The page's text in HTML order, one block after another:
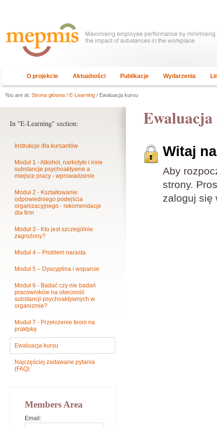
O projekcie Aktualności Publikacje Wydarzenia
You are at: Strona główna / E-Learning / Ewaluacja kursu
Witaj
Aby
strony.
zaloguj się
In "E-Learning" section:
Instrukcje dla kursantów
Moduł 1 - Alkohol, narkotyki i inne
substancje psychoaktywne a
miejsce pracy - wprowadzenie
Moduł 2 - Kształtowanie
odpowiedniego podejścia
organizacyjnego - rekomendacje
dla firm
Moduł 3 - Kto jest szczególnie
zagrożony?
Moduł 4 – Problem narasta
Moduł 5 – Dyscyplina i wsparcie
Moduł 6 - Badać czy nie badań
pracowników na obecność
substancji psychoaktywnych w
organizmie?
Moduł 7 - Przełożenie teorii na
praktykę
Ewaluacja kursu
Najczęściej zadawane pytania
(FAQ)
Members Area
Email: